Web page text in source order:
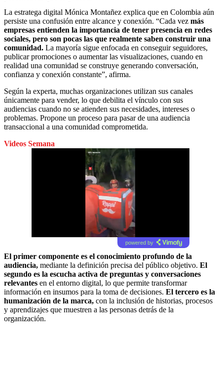
La estratega digital Mónica Montañez explica que en Colombia aún
persiste una confusión entre alcance y conexión. “Cada vez más
empresas entienden la importancia de tener presencia en redes
sociales, pero son pocas las que realmente saben construir una
comunidad. La mayoría sigue enfocada en conseguir seguidores,
publicar promociones o aumentar las visualizaciones, cuando en
realidad una comunidad se construye generando conversación,
confianza y conexión constante”, afirma.
Según la experta, muchas organizaciones utilizan sus canales
únicamente para vender, lo que debilita el vínculo con sus
audiencias cuando no se atienden sus necesidades, intereses o
problemas. Propone un proceso para pasar de una audiencia
transaccional a una comunidad comprometida.
Videos Semana
powered by
El primer componente es el conocimiento profundo de la
audiencia, mediante la definición precisa del público objetivo. El
segundo es la escucha activa de preguntas y conversaciones
relevantes en el entorno digital, lo que permite transformar
información en insumos para la toma de decisiones. El tercero es la
humanización de la marca, con la inclusión de historias, procesos
y aprendizajes que muestren a las personas detrás de la
organización.